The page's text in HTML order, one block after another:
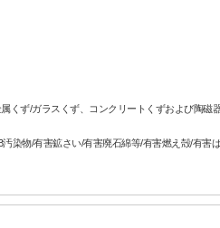
くず/ガラスくず、コンクリートくずおよび陶磁
染物/有害鉱さい/有害廃石綿等/有害燃え殻/有害